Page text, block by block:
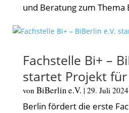
und Beratung zum Thema
Fachstelle Bi+ –
startet Projekt für
von BiBerlin e.V. | 29. Juli 2024
Berlin fördert die erste